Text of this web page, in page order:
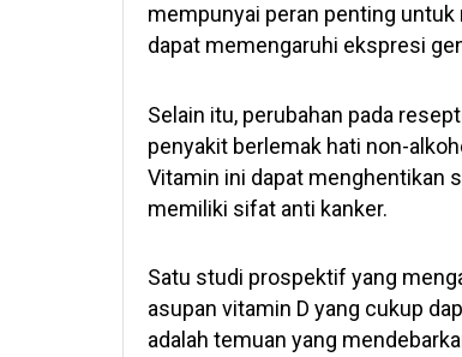
mempunyai peran penting
dapat memengaruhi ekspresi
Selain itu, perubahan pada
penyakit berlemak hati non-
Vitamin ini dapat menghentikan
memiliki sifat anti kanker.
Satu studi prospektif yang
asupan vitamin D yang cukup
adalah temuan yang